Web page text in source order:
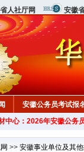
人社厅网 安徽
安徽公务员考试报
中心：2026年安徽公务
>> 安徽事业单位及其